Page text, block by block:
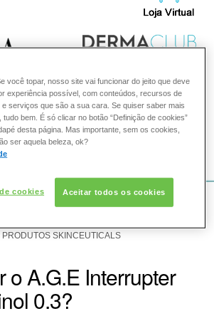
DÚVIDAS SOBRE:
PRODUTOS SKINCEUTICALS
SKINCEUTICALS
o A.G.E Interrupter
0.3?
você topar, nosso site vai funcionar do jeito que deve
experiência possível, com conteúdos, recursos de
serviços que são a sua cara. Se quiser saber mais
bem. É só clicar no botão “Definição de cookies”
desta página. Mas importante, sem os cookies,
ser aquela beleza, ok?
cookies Aceitar todos os cookies